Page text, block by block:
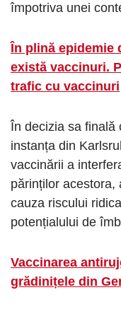
împotriva unei
În plină epidemie
există vaccinuri.
trafic cu vaccinuri
În decizia sa finală
instanța din
vaccinării a
părinților acestora,
cauza riscului
potențialului de
Vaccinarea
grădinițele din